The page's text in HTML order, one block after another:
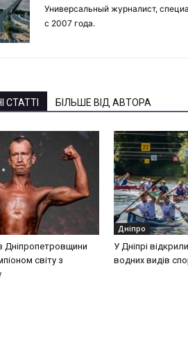
Универсальный журналист,
с 2007 года.
СТАТТІ БІЛЬШЕ ВІД АВТОРА
Дніпропетровщини
світу з
Дніпро
У Дніпрі
водних видів